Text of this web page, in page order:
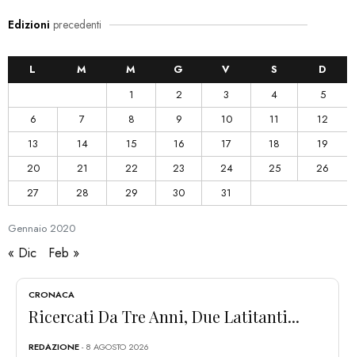
Edizioni precedenti
Gennaio 2020
L M M G V S
D
1
2 3 4
5
6
7 8 9 10 11
12
13
14 15 16 17 18
19
20
21 22 23 24 25
26
27
28 29 30 31
« Dic Feb »
CRONACA
Ricercati Da Tre Anni, Due Latitanti...
REDAZIONE- 8 AGOSTO 2026